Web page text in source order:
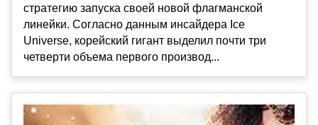
стратегию запуска своей новой флагманской
линейки. Согласно данным инсайдера Ice
Universe, корейский гигант выделил почти три
четверти объема первого производ...